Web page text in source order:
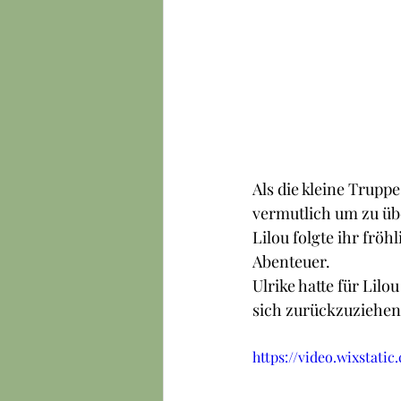
Als die kleine
vermutlich um zu
Lilou folgte ihr
Abenteuer.
Ulrike hatte für
sich
https://